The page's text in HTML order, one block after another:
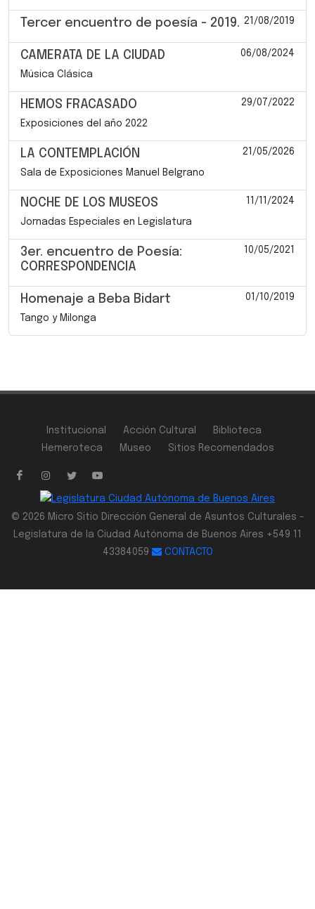
Tercer encuentro de poesía - 2019. 21/08/2019
CAMERATA DE LA CIUDAD 06/08/2024
Música Clásica
HEMOS FRACASADO 29/07/2022
Exposiciones del año 2022
LA CONTEMPLACIÓN 21/05/2026
Sala de Exposiciones Manuel Belgrano
NOCHE DE LOS MUSEOS 11/11/2024
Jornadas Especiales en Legislatura
3er. encuentro de Poesía:
CORRESPONDENCIA
10/05/2021
Homenaje a Beba Bidart 01/10/2019
Tango y Milonga
Institucional Acción Cultural
Biblioteca
Hemeroteca
Museo Sitios Recomendados
© 2026 Micro Sitio Dirección General de Asuntos Culturales -
Legislatura de la Ciudad Autónoma de Buenos Aires +549 11
43384059
CONTACTO